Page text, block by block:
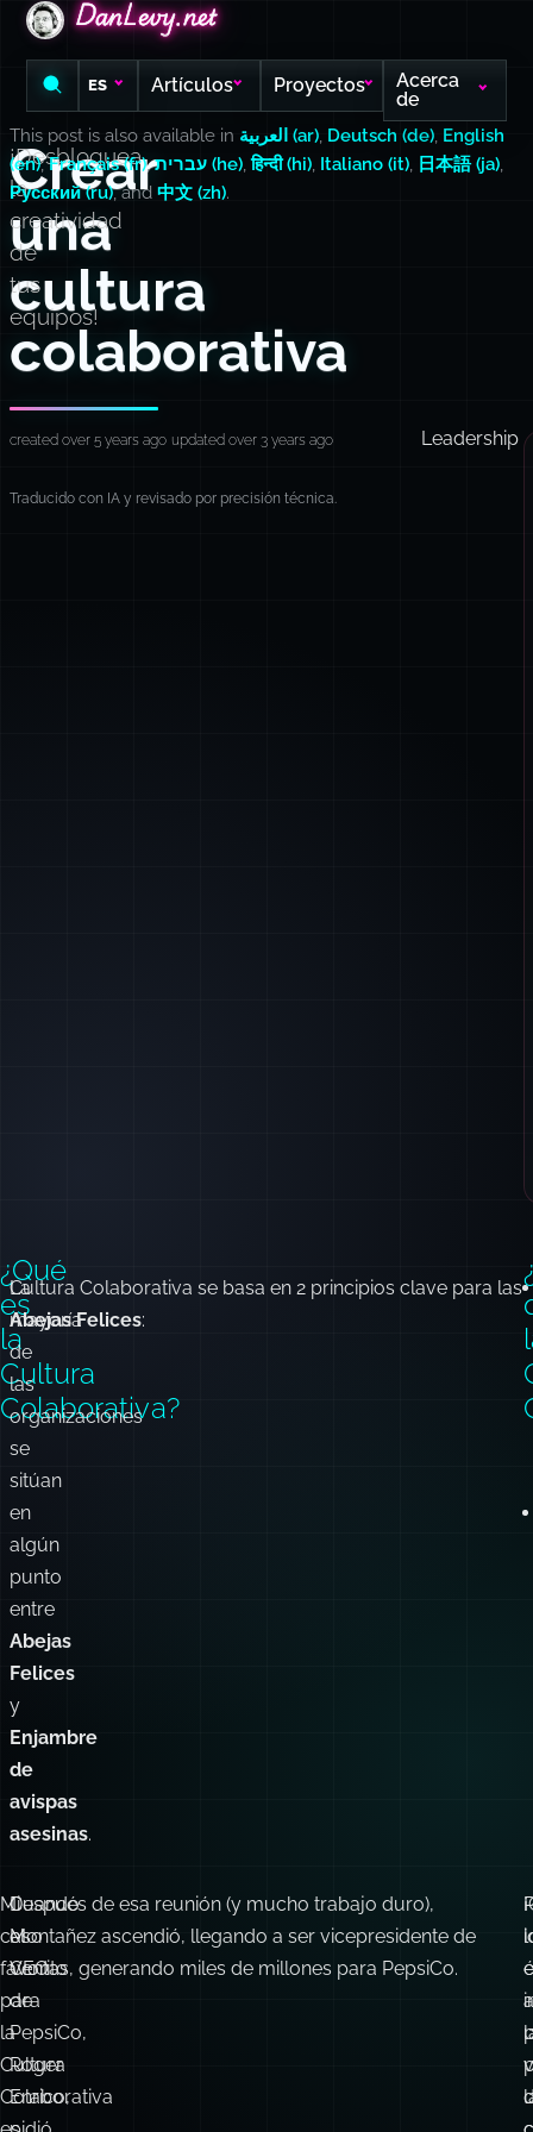
DanLevy.net
DanLevy.net
DanLevy.net
ES Artículos Proyectos
Acerca
de
Crear
una
cultura
colaborativa
¡Desbloquea
la
creatividad
de
tus
equipos!
This post is also available in العربية (ar), Deutsch (de), English
(en),Français (fr), עברית (he),हिन्दी (hi), Italiano (it), 日本語 (ja),
Русский (ru), and 中文 (zh).
created over 5 years ago updated over 3 years ago Leadership
Traducido con IA y revisado por precisión técnica.
¿Qué
es
la
Cultura
Colaborativa
La
mayoría
de
las
organizaciones
se
sitúan
en
algún
punto
entre
Abejas
Felices
Enjambre
de
avispas
asesinas
Cultura Colaborativa
Abejas Felices
Mi
caso
Cuando
el
Después de esa reunión (y mucho trabajo duro),
Montañez ascendió, llegando a ser vicepresidente de